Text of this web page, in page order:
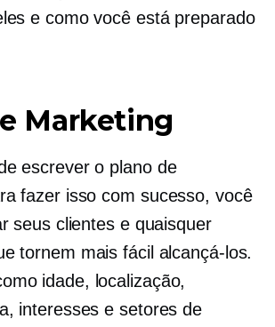
e como você está preparado
Marketing
escrever o plano de
fazer isso com sucesso, você
seus clientes e quaisquer
tornem mais fácil alcançá-los.
idade, localização,
interesses e setores de